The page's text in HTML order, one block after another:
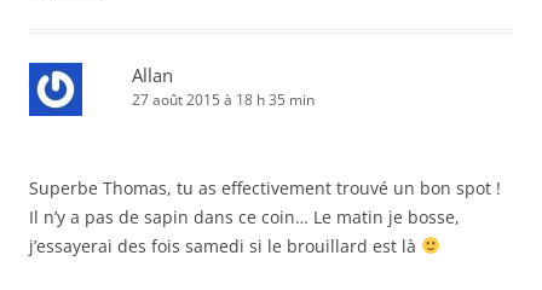
Allan
27 août 2015 à 18 h 35 min
Superbe Thomas, tu as effectivement trouvé un bon spot !
Il n’y a pas de sapin dans ce coin… Le matin je bosse,
j’essayerai des fois samedi si le brouillard est là